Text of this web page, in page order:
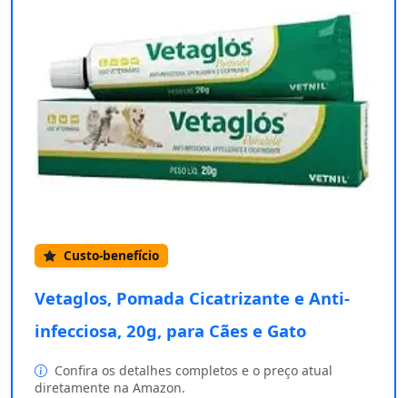
Custo-benefício
Vetaglos, Pomada Cicatrizante e Anti-
infecciosa, 20g, para Cães e Gato
Confira os detalhes completos e o preço atual
diretamente na Amazon.